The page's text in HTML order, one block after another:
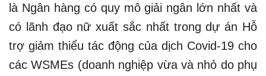
là Ngân hàng có quy mô giải ngân lớn nhất và
có lãnh đạo nữ xuất sắc nhất trong dự án Hỗ
trợ giảm thiểu tác động của dịch Covid-19 cho
các WSMEs (doanh nghiệp vừa và nhỏ do phụ